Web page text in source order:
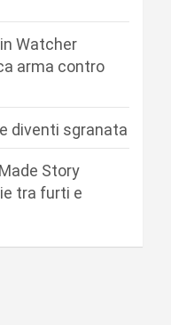
Watcher
arma contro
diventi sgranata
Story
tra furti e